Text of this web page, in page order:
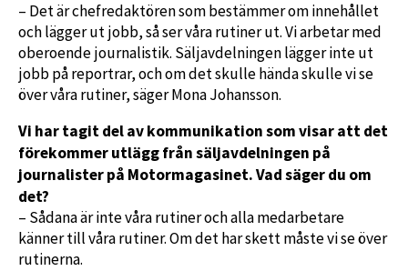
– Det är chefredaktören som bestämmer om innehållet
och lägger ut jobb, så ser våra rutiner ut. Vi arbetar med
oberoende journalistik. Säljavdelningen lägger inte ut
jobb på reportrar, och om det skulle hända skulle vi se
över våra rutiner, säger Mona Johansson.
Vi har tagit del av kommunikation som visar att det
förekommer utlägg från säljavdelningen på
journalister på Motormagasinet. Vad säger du om
det?
– Sådana är inte våra rutiner och alla medarbetare
känner till våra rutiner. Om det har skett måste vi se över
rutinerna.